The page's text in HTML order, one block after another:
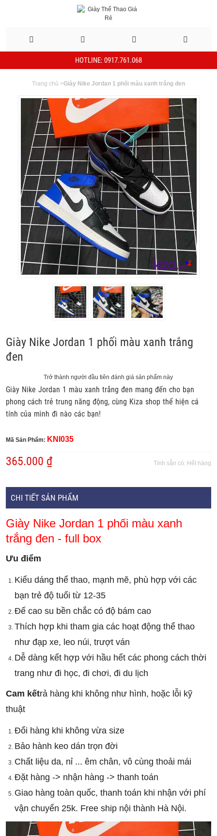
HOTLINE: 0917.761.068
Trang chủ >Giày Nike Jordan 1 phối màu xanh trắng đen
Giày Nike Jordan 1 phối màu xanh trắng
đen
Trở thành người đầu tiên đánh giá sản phẩm này
Giày Nike Jordan 1 màu xanh trắng đen mang đến cho bạn
phong cách trẻ trung năng động, cùng Kiza shop thể hiện cá
tính của mình đi nào các bạn!
Mã Sản Phẩm: KNI035
Tính sẵn có: Hết hàng
365.000 ₫
CHI TIẾT SẢN PHẨM
Giày Nike Jordan 1 phối màu xanh
trắng đen - full box
Ưu điểm
Kiểu dáng thể thao, mạnh mẽ, phù hợp với các
bạn trẻ độ tuổi từ 12-35
Đế cao su bền chắc có độ bám cao
Thích hợp khi tham gia các hoạt động thể thao
như đạp xe, leo núi, trượt ván
Dễ dàng kết hợp với hầu hết các phong cách thời
trang như đi học, đi chơi, đi du lịch
Cam kếtrả hàng khi không như hình, hoặc lỗi kỹ
thuật
Đổi hàng khi không vừa size
Bảo hành keo dán trọn đời
Chất liệu da, nỉ ... êm chân, vô cùng thoải mái
Đặt hàng -> nhận hàng -> thanh toán
Giao hàng toàn quốc, thanh toán khi nhận với phí
vận chuyển 25k. Free ship nội thành Hà Nội.